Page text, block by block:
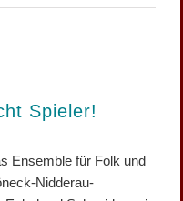
Spieler!
Ensemble für Folk und
Nidderau-